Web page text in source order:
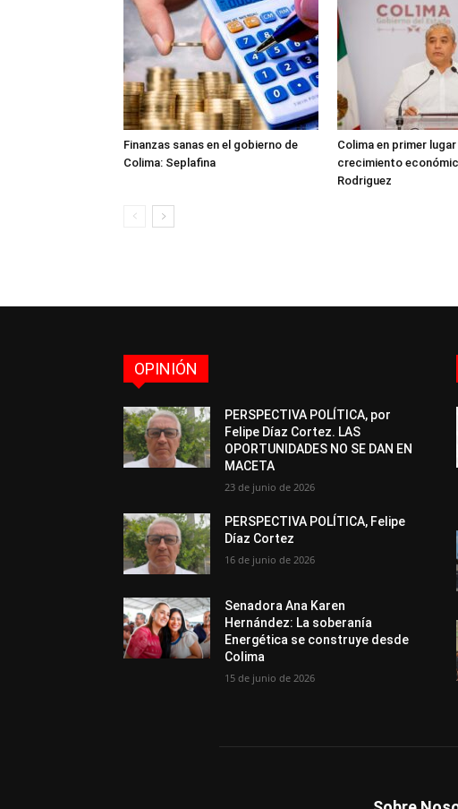
Finanzas sanas en el gobierno de
Colima: Seplafina
Colima en primer
crecimiento
Rodriguez
OPINIÓN
PERSPECTIVA POLÍTICA, por
Felipe Díaz Cortez. LAS
OPORTUNIDADES NO SE DAN EN
MACETA
23 de junio de 2026
PERSPECTIVA POLÍTICA, Felipe
Díaz Cortez
16 de junio de 2026
Senadora Ana Karen
Hernández: La soberanía
Energética se construye desde
Colima
15 de junio de 2026